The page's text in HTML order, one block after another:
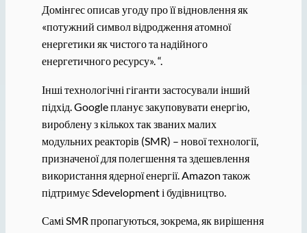
Домінгес описав угоду про її відновлення як
«потужний символ відродження атомної
енергетики як чистого та надійного
енергетичного ресурсу». “.
Інші технологічні гіганти застосували інший
підхід. Google планує закуповувати енергію,
вироблену з кількох так званих малих
модульних реакторів (SMR) – нової технології,
призначеної для полегшення та здешевлення
використання ядерної енергії. Amazon також
підтримує Sdevelopment і будівництво.
Самі SMR пропагуються, зокрема, як вирішення